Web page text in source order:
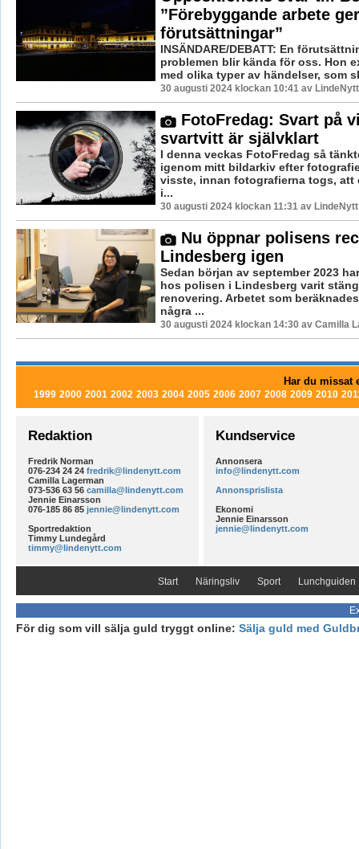
”Förebyggande arbete
förutsättningar”
INSÄNDARE/DEBATT: En
problemen blir kända för oss. Hon
med olika typer av händelser, som
30 augusti 2024 klockan 10:41 av
FotoFredag: Svart på
svartvitt är självklart
I denna veckas FotoFredag så
igenom mitt bildarkiv efter
visste, innan fotografierna togs, att
i...
30 augusti 2024 klockan 11:31 av
Nu öppnar polisens
Lindesberg igen
Sedan början av september 2023
hos polisen i Lindesberg varit
renovering. Arbetet som
några ...
30 augusti 2024 klockan 14:30 av Camilla
Har du missat
1999 2000 2001 2002 2003 2004 2005 2006 2007 2008 2009 2010
Redaktion
Fredrik Norman
076-234 24 24 fredrik@lindenytt.com
Camilla Lagerman
073-536 63 56 camilla@lindenytt.com
Jennie Einarsson
076-185 86 85 jennie@lindenytt.com
Sportredaktion
Timmy Lundegård
timmy@lindenytt.com
Kundservice
Annonsera
info@lindenytt.com
Annonsprislista
Ekonomi
Jennie Einarsson
jennie@lindenytt.com
Start Näringsliv Sport Lunchguiden
För dig som vill sälja guld tryggt online: Sälja guld med